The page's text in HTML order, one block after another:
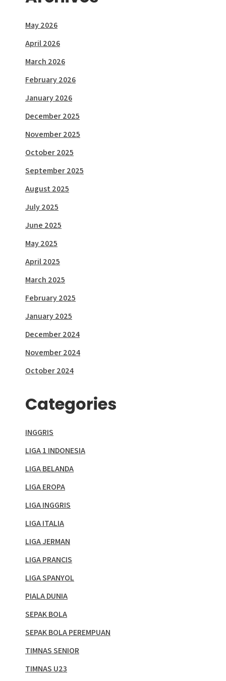
May 2026
April 2026
March 2026
February 2026
January 2026
December 2025
November 2025
October 2025
September 2025
August 2025
July 2025
June 2025
May 2025
April 2025
March 2025
February 2025
January 2025
December 2024
November 2024
October 2024
Categories
INGGRIS
LIGA 1 INDONESIA
LIGA BELANDA
LIGA EROPA
LIGA INGGRIS
LIGA ITALIA
LIGA JERMAN
LIGA PRANCIS
LIGA SPANYOL
PIALA DUNIA
SEPAK BOLA
SEPAK BOLA PEREMPUAN
TIMNAS SENIOR
TIMNAS U23